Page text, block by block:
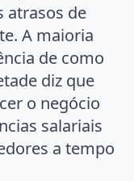
atrasos de
A maioria
de como
diz que
o negócio
salariais
a tempo